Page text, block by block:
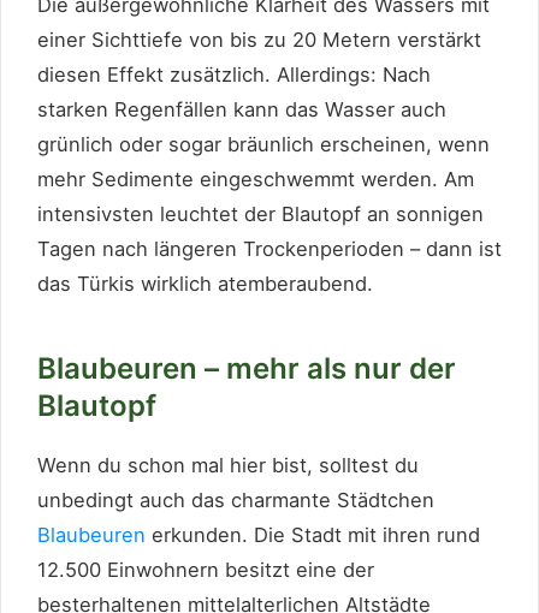
Die außergewöhnliche Klarheit des Wassers mit
einer Sichttiefe von bis zu 20 Metern verstärkt
diesen Effekt zusätzlich. Allerdings: Nach
starken Regenfällen kann das Wasser auch
grünlich oder sogar bräunlich erscheinen, wenn
mehr Sedimente eingeschwemmt werden. Am
intensivsten leuchtet der Blautopf an sonnigen
Tagen nach längeren Trockenperioden – dann ist
das Türkis wirklich atemberaubend.
Blaubeuren – mehr als nur der
Blautopf
Wenn du schon mal hier bist, solltest du
unbedingt auch das charmante Städtchen
Blaubeuren erkunden. Die Stadt mit ihren rund
12.500 Einwohnern besitzt eine der
besterhaltenen mittelalterlichen Altstädte